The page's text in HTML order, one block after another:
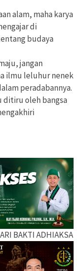
alam, maha karya
di
budaya
jangan
ilmu leluhur nenek
peradabannya.
ditiru oleh bangsa
BAKTI ADHIAKSA